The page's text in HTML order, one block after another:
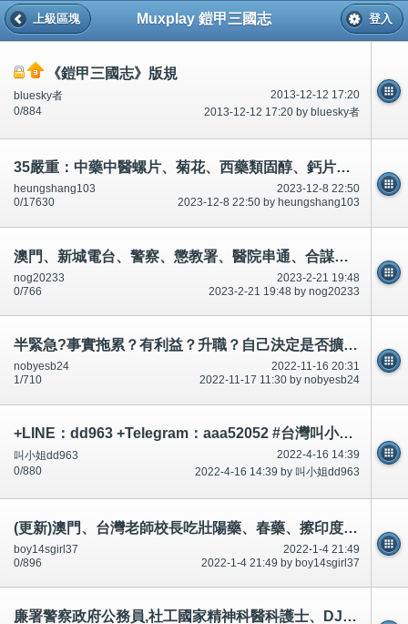
Muxplay 鎧甲三國志
上級區塊 登入
《鎧甲三國志》版規
2013-12-12 17:20
bluesky者
2013-12-12 17:20 by bluesky者
0/884
35嚴重：中藥中醫螺片、菊花、西藥類固醇、鈣片等,可驅寒、不老抗體防毒、顏面顏射、養顏等？意見?
2023-12-8 22:50
heungshang103
2023-12-8 22:50 by heungshang103
0/17630
澳門、新城電台、警察、懲教署、醫院串通、合謀犯法犯罪。坐牢坐監/懲教署,需要釋放罪犯犯人,放人～公開
2023-2-21 19:48
nog20233
2023-2-21 19:48 by nog20233
0/766
半緊急?事實拖累？有利益？升職？自己決定是否擴散.市民知道。
2022-11-16 20:31
nobyesb24
2022-11-17 11:30 by nobyesb24
1/710
+LINE：dd963 +Telegram：aaa52052 #台灣叫小姐 #台中叫小姐 #台北叫小姐 #高雄叫小姐 #新竹叫小姐 #台南叫小姐 #彰化叫小
2022-4-16 14:39
叫小姐dd963
2022-4-16 14:39 by 叫小姐dd963
0/880
(更新)澳門、台灣老師校長吃壯陽藥、春藥、擦印度神油,利用動停法,延遲射精,市民不可以吃和有問題~相片公開
2022-1-4 21:49
boy14sgirl37
2022-1-4 21:49 by boy14sgirl37
0/896
廉署警察政府公務員,社工國家精神科醫科護士、DJ藝人唔鍾意聽討論區留言,照打插(人多驚死)合法-公開